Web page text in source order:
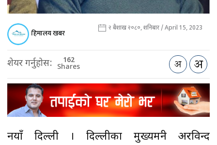
हिमालय खबर २ बैशाख २०८०, शनिबार / April 15, 2023
शेयर गर्नुहोस: 162
Shares
नयाँ दिल्ली । दिल्लीका मुख्यमन्त्री अरविन्द